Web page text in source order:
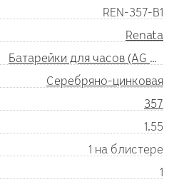
REN-357-B1
Renata
Батарейки для часов (AG SR)
Серебряно-цинковая
357
1.55
1 на блистере
1